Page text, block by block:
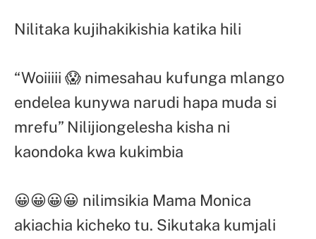
Nilitaka kujihakikishia katika hili
“Woiiiii 😱 nimesahau kufunga mlango
endelea kunywa narudi hapa muda si
mrefu” Nilijiongelesha kisha ni
kaondoka kwa kukimbia
😀😀😀😀 nilimsikia Mama Monica
akiachia kicheko tu. Sikutaka kumjali